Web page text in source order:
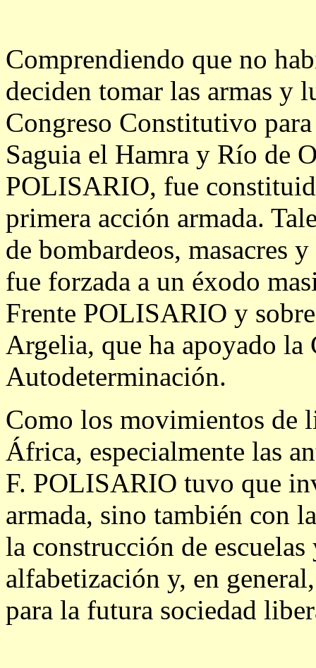
Comprendiendo que no
deciden tomar las armas y
Congreso Constitutivo
Saguia el Hamra y Río de
POLISARIO, fue
primera acción armada.
de bombardeos, masacres
fue forzada a un éxodo
Frente POLISARIO y
Argelia, que ha apoyado la
Autodeterminación.
Como los movimientos de
África, especialmente las
F. POLISARIO tuvo que
armada, sino también con
la construcción de
alfabetización y, en
para la futura sociedad